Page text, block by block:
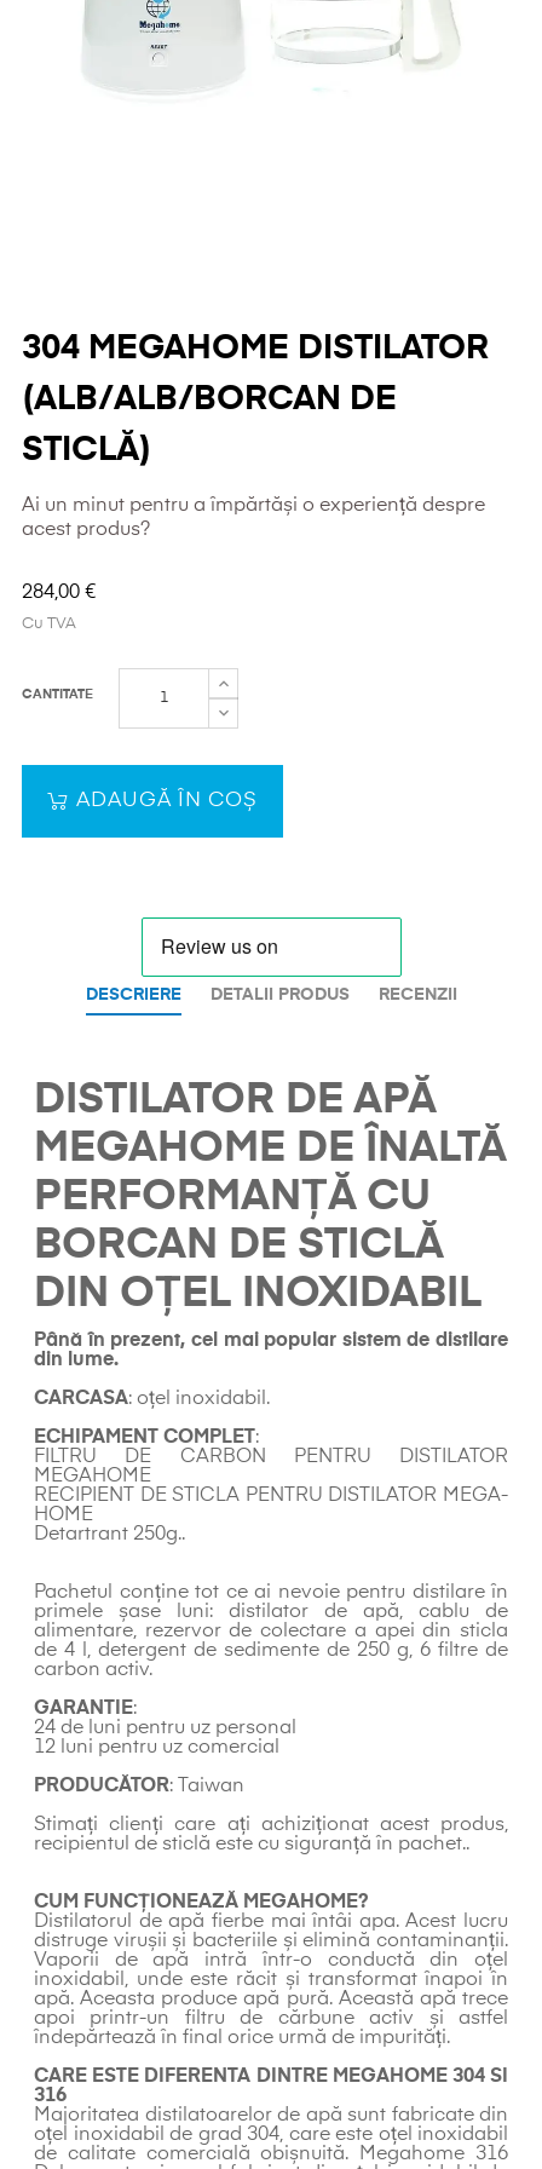
304 MEGAHOME DISTILATOR
(ALB/ALB/BORCAN DE
STICLĂ)
Ai un minut pentru a împărtăși o experiență despre
acest produs?
284,00 €
Cu TVA
CANTITATE
ADAUGĂ ÎN COȘ
DESCRIERE DETALII PRODUS RECENZII
DISTILATOR DE APĂ
MEGAHOME DE ÎNALTĂ
PERFORMANȚĂ CU
BORCAN DE STICLĂ
DIN OȚEL INOXIDABIL
Până în prezent, cel mai popular sistem de distilare
din lume.
CARCASA: oțel inoxidabil.
ECHIPAMENT COMPLET:
FILTRU DE CARBON PENTRU DISTILATOR
MEGAHOME
RECIPIENT DE STICLA PENTRU DISTILATOR MEGA-
HOME
Detartrant 250g..
Pachetul conține tot ce ai nevoie pentru distilare în
primele șase luni: distilator de apă, cablu de
alimentare, rezervor de colectare a apei din sticla
de 4 l, detergent de sedimente de 250 g, 6 filtre de
carbon activ.
GARANTIE:
24 de luni pentru uz personal
12 luni pentru uz comercial
PRODUCĂTOR: Taiwan
Stimați clienți care ați achiziționat acest produs,
recipientul de sticlă este cu siguranță în pachet..
CUM FUNCȚIONEAZĂ MEGAHOME?
Distilatorul de apă fierbe mai întâi apa. Acest lucru
distruge virușii și bacteriile și elimină contaminanții.
Vaporii de apă intră într-o conductă din oțel
inoxidabil, unde este răcit și transformat înapoi în
apă. Aceasta produce apă pură. Această apă trece
apoi printr-un filtru de cărbune activ și astfel
îndepărtează în final orice urmă de impurități.
CARE ESTE DIFERENTA DINTRE MEGAHOME 304 SI
316
Majoritatea distilatoarelor de apă sunt fabricate din
oțel inoxidabil de grad 304, care este oțel inoxidabil
de calitate comercială obișnuită. Megahome 316